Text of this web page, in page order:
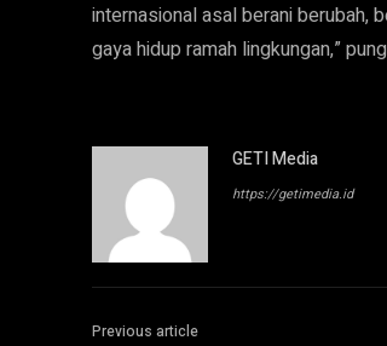
internasional asal berani berubah,
gaya hidup ramah lingkungan,”
GETI Media
https://getimedia.id
Previous article